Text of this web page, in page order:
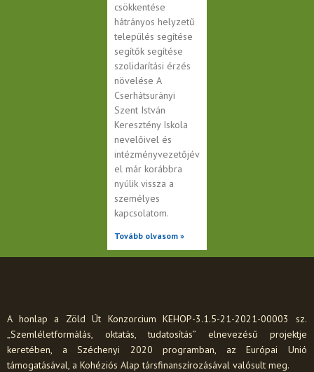
csökkentése
hátrányos helyzetű
település segítése
segítők segítése
szolidarítási érzés
növelése A
Cserhátsurányi
Szent István
Keresztény Iskola
nevelőivel és
intézményvezetőjév
el már korábbra
nyúlik vissza a
személyes
kapcsolatom.
Tovább olvasom »
A honlap a Zöld Út Konzorcium KEHOP-3.1.5-21-2021-00003 sz.
„Szemléletformálás, oktatás, tudatosítás” elnevezésű projektje
keretében, a Széchenyi 2020 programban, az Európai Unió
támogatásával, a Kohéziós Alap társfinanszírozásával valósult meg.